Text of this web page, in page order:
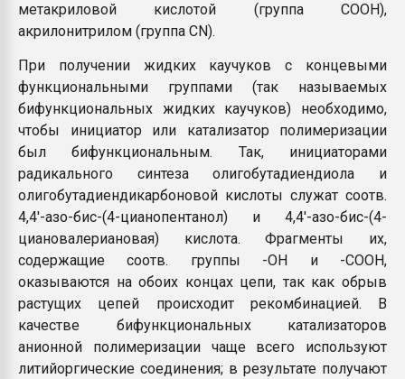
метакриловой кислотой (группа СООН),
акрилонитрилом (группа CN).
При получении жидких каучуков с концевыми
функциональными группами (так называемых
бифункциональных жидких каучуков) необходимо,
чтобы инициатор или катализатор полимеризации
был бифункциональным. Так, инициаторами
радикального синтеза олигобутадиендиола и
олигобутадиендикарбоновой кислоты служат соотв.
4,4'-азо-бис-(4-цианопентанол) и 4,4'-азо-бис-(4-
циановалериановая) кислота. Фрагменты их,
содержащие соотв. группы -ОН и -СООН,
оказываются на обоих концах цепи, так как обрыв
растущих цепей происходит рекомбинацией. В
качестве бифункциональных катализаторов
анионной полимеризации чаще всего используют
литийоргические соединения; в результате получают